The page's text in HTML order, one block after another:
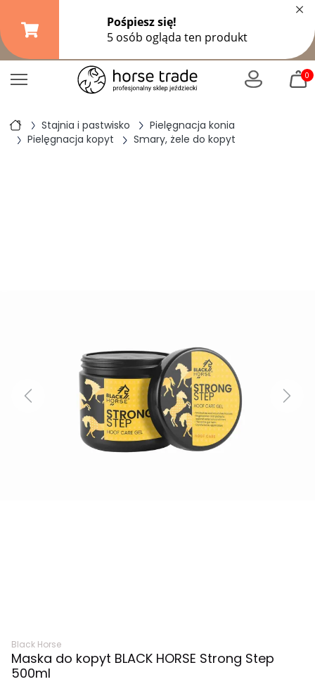
Darmowa dostawa od149,99 zł
299 złpozostałe formy wysyłki
×
0
Stajnia i pastwisko
Pielęgnacja konia
Pielęgnacja kopyt
Smary, żele do kopyt
Previous Next
Black Horse
Maska do kopyt BLACK HORSE Strong Step
500ml